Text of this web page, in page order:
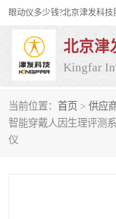
北京津
Kingfar
当前位置： 首页 > 供应
智能穿戴人因生理评测
仪
皮电仪